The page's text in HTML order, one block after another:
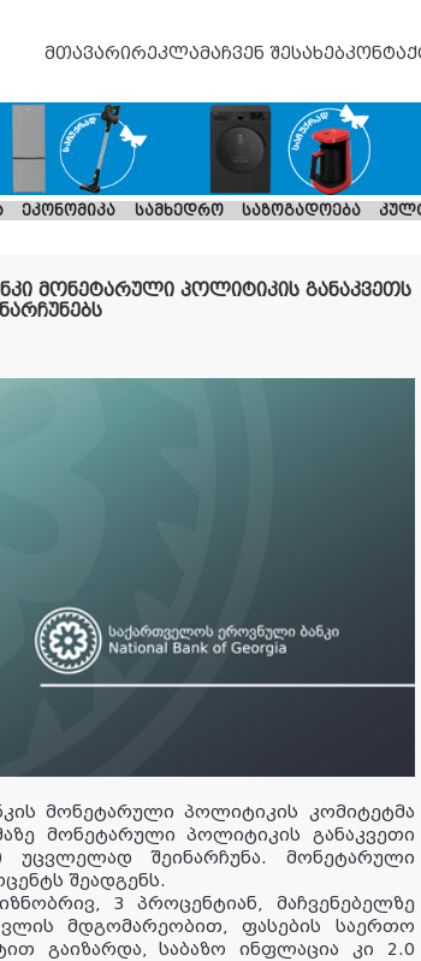
მთავარირეკლამაჩვენ შესახებ
ეკონომიკა სამხედრო საზოგადოება
მონეტარული პოლიტიკის განაკვეთს
მონეტარული პოლიტიკის კომიტეტმა
მონეტარული პოლიტიკის განაკვეთი
უცვლელად შეინარჩუნა. მონეტარული
შეადგენს.
3 პროცენტიან, მაჩვენებელზე
მდგომარეობით, ფასების საერთო
გაიზარდა, საბაზო ინფლაცია კი 2.0